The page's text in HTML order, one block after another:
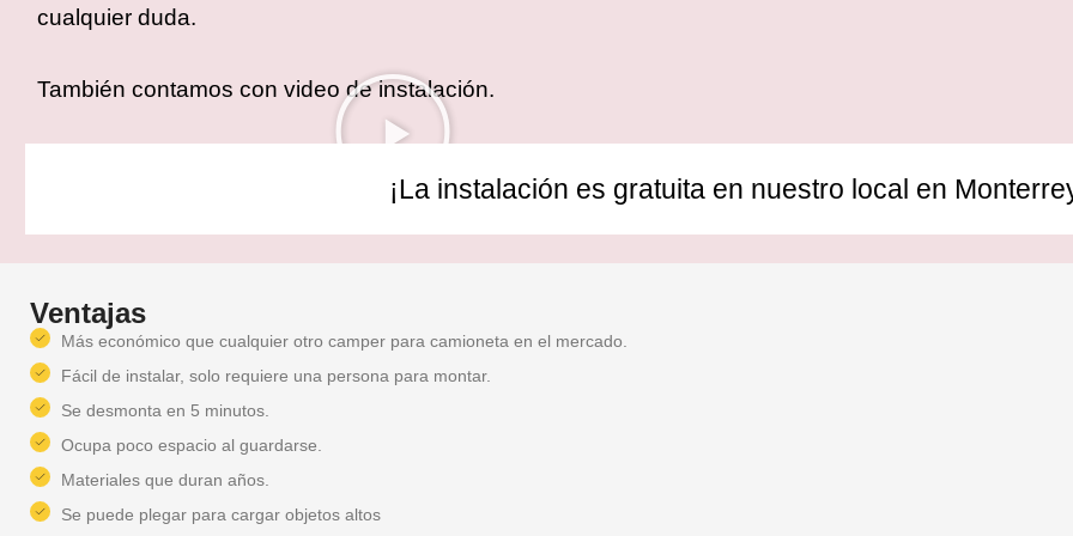
cualquier duda.
También contamos con video de instalación.
¡La instalación es gratuita en nuestro local en
Ventajas
Más económico que cualquier otro camper para camioneta en el mercado.
Fácil de instalar, solo requiere una persona para montar.
Se desmonta en 5 minutos.
Ocupa poco espacio al guardarse.
Materiales que duran años.
Se puede plegar para cargar objetos altos